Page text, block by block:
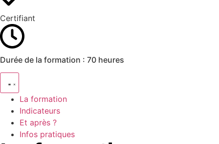
Certifiant
Durée de la formation : 70 heures
La formation
Indicateurs
Et après ?
Infos pratiques